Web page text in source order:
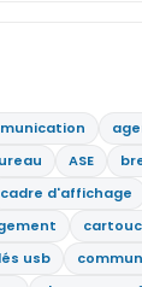
ASE
cadre d'affichage
usb